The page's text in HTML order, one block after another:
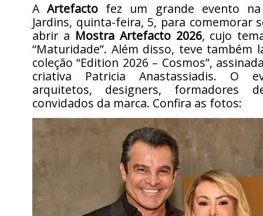
AArtefacto fez um grande evento
Jardins, quinta-feira, 5, para comemorar
abrir a Mostra Artefacto 2026, cujo
“Maturidade”. Além disso, teve também
coleção “Edition 2026 – Cosmos”,
criativa Patricia Anastassiadis. O
arquitetos, designers, formadores
convidados da marca. Confira as fotos: